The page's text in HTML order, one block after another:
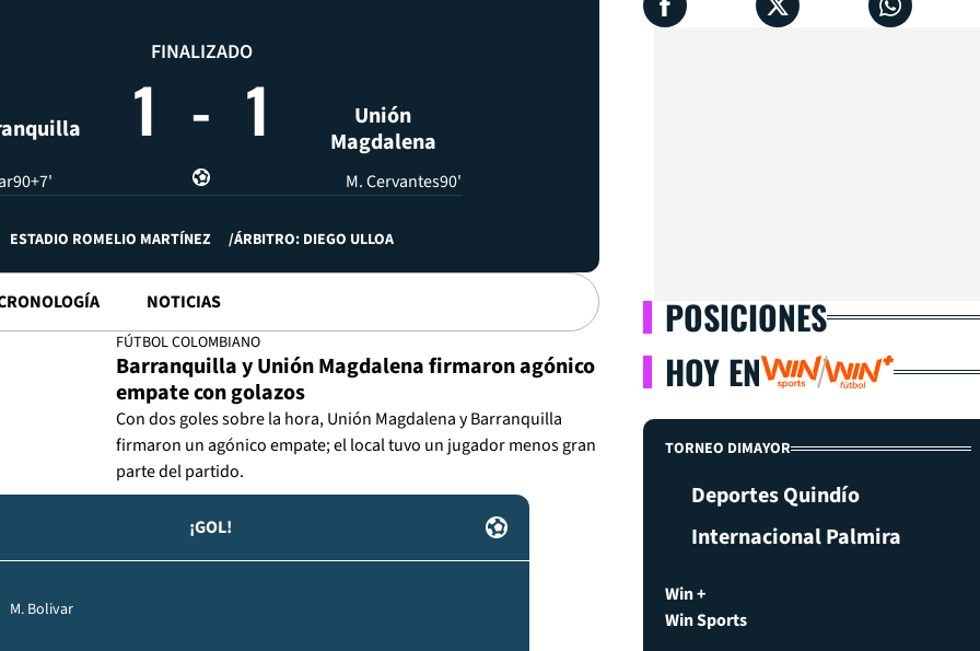
FINALIZADO
1 - 1
Unión
Magdalena
90+7' M. Cervantes90'
ESTADIO ROMELIO MARTÍNEZ ÁRBITRO: DIEGO ULLOA
NOTICIAS
FÚTBOL COLOMBIANO
Barranquilla y Unión Magdalena firmaron agónico
empate con golazos
Con dos goles sobre la hora, Unión Magdalena y Barranquilla
firmaron un agónico empate; el local tuvo un jugador menos gran
parte del partido.
¡GOL!
M. Bolivar
POSICIONES
HOY EN
TORNEO DIMAYOR
Deportes Quindío
Internacional Palmira
Win +
Win Sports